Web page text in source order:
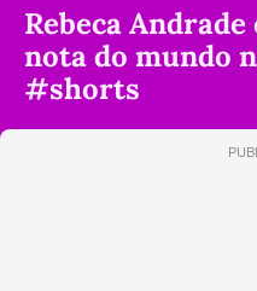
Rebeca
nota do mundo
#shorts